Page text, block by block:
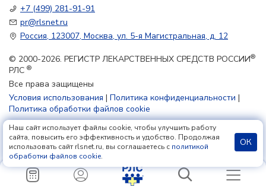
+7 (499) 281-91-91
pr@rlsnet.ru
Россия, 123007, Москва, ул. 5-я Магистральная, д. 12
© 2000-2026. РЕГИСТР ЛЕКАРСТВЕННЫХ СРЕДСТВ РОССИИ®
РЛС ®
Все права защищены
Условия использования | Политика конфиденциальности |
Политика обработки файлов cookie
18+
Наш сайт использует файлы cookie, чтобы улучшить работу
сайта, повысить его эффективность и удобство. Продолжая
использовать сайт rlsnet.ru, вы соглашаетесь с политикой
обработки файлов cookie.
ОК